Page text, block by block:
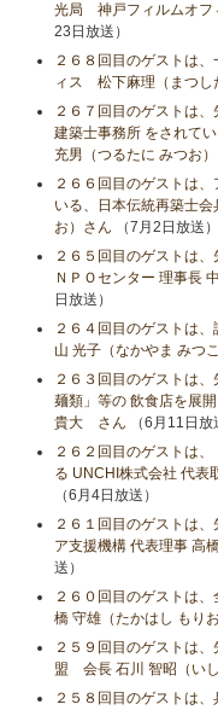
光局 神戸フィルムオフ
23日放送）
２６８回目のゲストは
ィス 松下麻理（まつし
２６７回目のゲストは
建築士事務所 をされて
充男（つるたに みつお
２６６回目のゲストは
いる、日本伝統再築士
お）さん （7月2日放送）
２６５回目のゲストは
ＮＰＯセンター 理事長
日放送）
２６４回目のゲストは
山 光子（なかやま みつ
２６３回目のゲストは
麺類」等の 飲食店を展
貴大 さん （6月11日放
２６２回目のゲストは
る UNCHI株式会社 代表
（6月4日放送）
２６１回目のゲストは
ア支援機構 代表理事 高
送）
２６０回目のゲストは
橋 守雄（たかはし もり
２５９回目のゲストは
盟 会長 石川 智昭（い
２５８回目のゲストは